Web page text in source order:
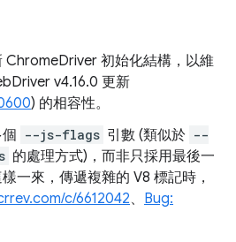
ChromeDriver 初始化結構，以維
v4.16.0 更新
) 的相容性。
--js-flags 引數 (類似於 --
的處理方式)，而非只採用最後一
一來，傳遞複雜的 V8 標記時，
c/6612042、 Bug: